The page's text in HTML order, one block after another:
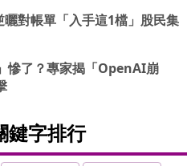
對帳單「入手這1檔」股民集
慘了？專家揭「OpenAI崩
鍵字排行